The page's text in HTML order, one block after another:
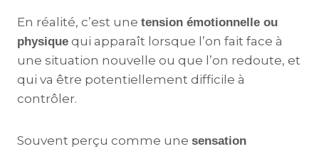
En réalité, c’est une tension émotionnelle ou
physique qui apparaît lorsque l’on fait face à
une situation nouvelle ou que l’on redoute, et
qui va être potentiellement difficile à
contrôler.
Souvent perçu comme une sensation